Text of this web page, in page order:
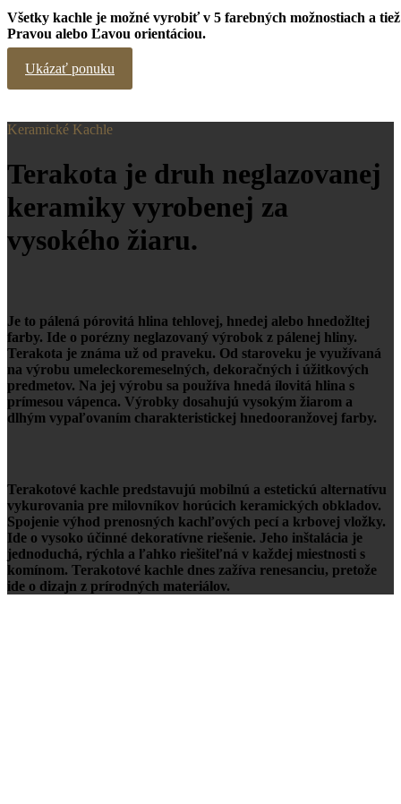
Všetky kachle je možné vyrobiť v 5 farebných možnostiach a tiež
Pravou alebo Ľavou orientáciou.
Ukázať ponuku
Keramické Kachle
Terakota je druh neglazovanej
keramiky vyrobenej za
vysokého žiaru.
Je to pálená pórovitá hlina tehlovej, hnedej alebo hnedožltej
farby. Ide o porézny neglazovaný výrobok z pálenej hliny.
Terakota je známa už od praveku. Od staroveku je využívaná
na výrobu umeleckoremeselných, dekoračných i úžitkových
predmetov. Na jej výrobu sa používa hnedá ílovitá hlina s
prímesou vápenca. Výrobky dosahujú vysokým žiarom a
dlhým vypaľovaním charakteristickej hnedooranžovej farby.
Terakotové kachle predstavujú mobilnú a estetickú alternatívu
vykurovania pre milovníkov horúcich keramických obkladov.
Spojenie výhod prenosných kachľových pecí a krbovej vložky.
Ide o vysoko účinné dekoratívne riešenie. Jeho inštalácia je
jednoduchá, rýchla a ľahko riešiteľná v každej miestnosti s
komínom. Terakotové kachle dnes zažíva renesanciu, pretože
ide o dizajn z prírodných materiálov.